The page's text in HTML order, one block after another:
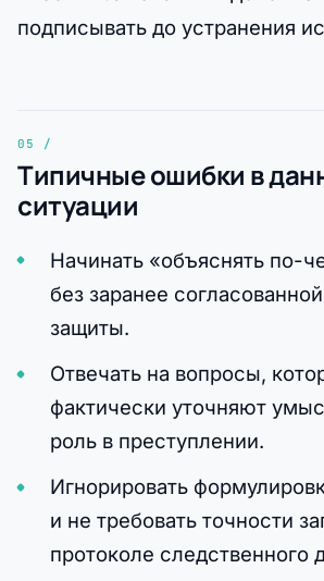
подписывать до устранения
Типичные ошибки в
ситуации
Начинать «объяснять по-
без заранее
защиты.
Отвечать на вопросы,
фактически уточняют
роль в преступлении.
Игнорировать
и не требовать точности
протоколе следственного